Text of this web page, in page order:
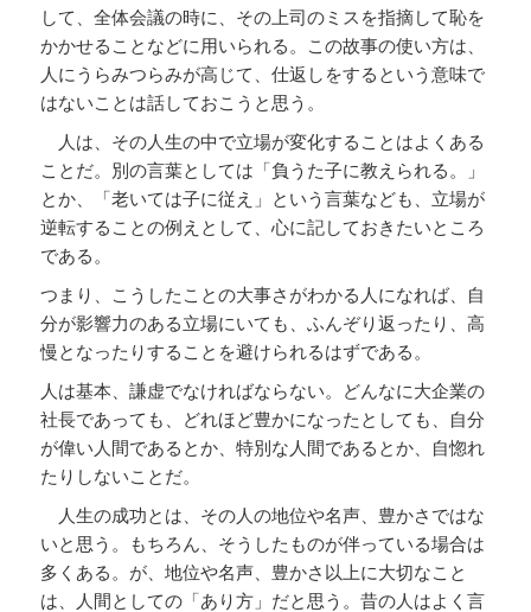
して、全体会議の時に、その上司のミスを指摘して恥を
かかせることなどに用いられる。この故事の使い方は、
人にうらみつらみが高じて、仕返しをするという意味で
はないことは話しておこうと思う。
人は、その人生の中で立場が変化することはよくある
ことだ。別の言葉としては「負うた子に教えられる。」
とか、「老いては子に従え」という言葉なども、立場が
逆転することの例えとして、心に記しておきたいところ
である。
つまり、こうしたことの大事さがわかる人になれば、自
分が影響力のある立場にいても、ふんぞり返ったり、高
慢となったりすることを避けられるはずである。
人は基本、謙虚でなければならない。どんなに大企業の
社長であっても、どれほど豊かになったとしても、自分
が偉い人間であるとか、特別な人間であるとか、自惚れ
たりしないことだ。
人生の成功とは、その人の地位や名声、豊かさではな
いと思う。もちろん、そうしたものが伴っている場合は
多くある。が、地位や名声、豊かさ以上に大切なこと
は、人間としての「あり方」だと思う。昔の人はよく言